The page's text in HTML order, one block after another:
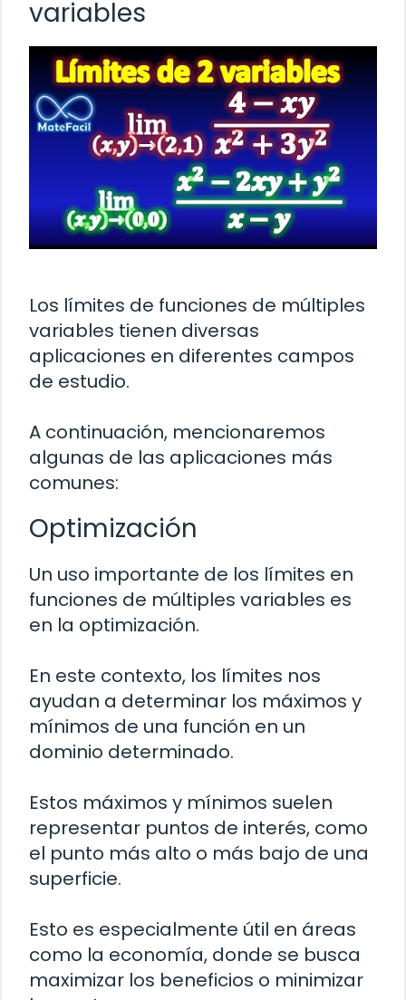
variables
Los límites de funciones de múltiples
variables tienen diversas
aplicaciones en diferentes campos
de estudio.
A continuación, mencionaremos
algunas de las aplicaciones más
comunes:
Optimización
Un uso importante de los límites en
funciones de múltiples variables es
en la optimización.
En este contexto, los límites nos
ayudan a determinar los máximos y
mínimos de una función en un
dominio determinado.
Estos máximos y mínimos suelen
representar puntos de interés, como
el punto más alto o más bajo de una
superficie.
Esto es especialmente útil en áreas
como la economía, donde se busca
maximizar los beneficios o minimizar